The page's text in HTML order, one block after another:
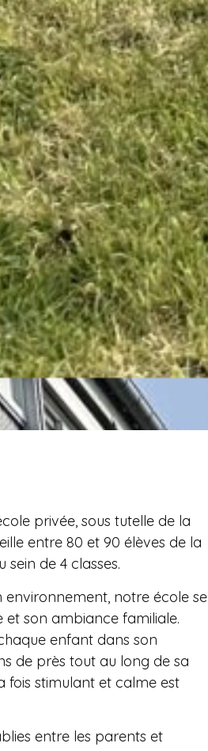
privée, sous tutelle de la
entre 80 et 90 élèves de la
sein de 4 classes.
notre école se
et son ambiance familiale.
enfant dans son
de près tout au long de sa
fois stimulant et calme est
entre les parents et